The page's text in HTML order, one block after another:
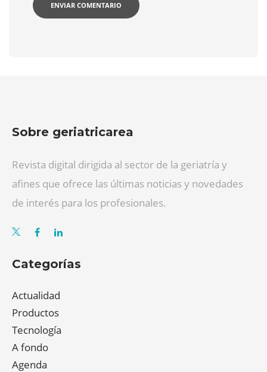
Sobre geriatricarea
Revista digital dirigida al sector de la geriatría y
afines que ofrece las últimas noticias y novedades
de interés para los profesionales.
Categorías
Actualidad
Productos
Tecnología
A fondo
Agenda